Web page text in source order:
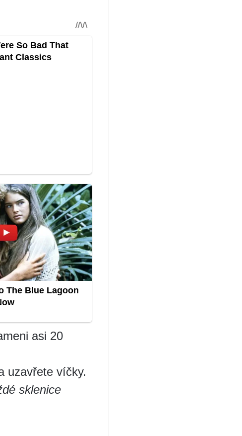
asi 20
uzavřete víčky.
sklenice